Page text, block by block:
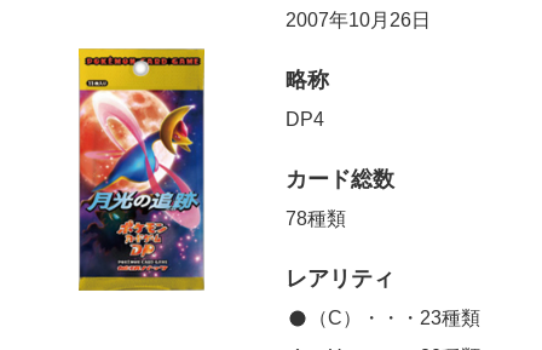
2007年10月26日
略称
DP4
カード総数
78種類
レアリティ
（C）・・・23種類